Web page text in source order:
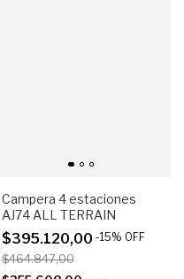
Campera 4 estaciones
AJ74 ALL TERRAIN
$395.120,00 -15% OFF
$464.847,00